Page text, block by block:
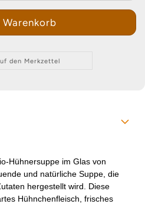
den Merkzettel
Hühnersuppe im Glas von
und natürliche Suppe, die
hergestellt wird. Diese
Hühnchenfleisch, frisches